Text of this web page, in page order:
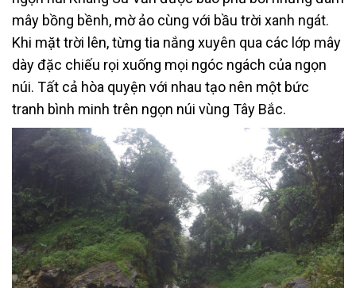
mây bồng bềnh, mờ ảo cùng với bầu trời xanh ngát.
Khi mặt trời lên, từng tia nắng xuyên qua các lớp mây
dày đặc chiếu rọi xuống mọi ngóc ngách của ngọn
núi. Tất cả hòa quyện với nhau tạo nên một bức
tranh bình minh trên ngọn núi vùng Tây Bắc.